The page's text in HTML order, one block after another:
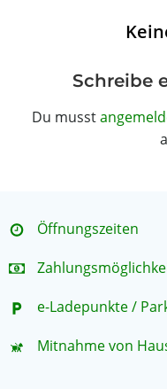
Schreibe
Du musst
Öffnungszeiten
e-Ladepunkte /
Mitnahme von